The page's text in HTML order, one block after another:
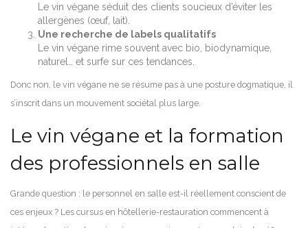
Le vin végane séduit des clients soucieux d’éviter les
allergènes (œuf, lait).
Une recherche de labels qualitatifs
Le vin végane rime souvent avec bio, biodynamique,
naturel… et surfe sur ces tendances.
Donc non, le vin végane ne se résume pas à une posture dogmatique, il
s’inscrit dans un mouvement sociétal plus large.
Le vin végane et la formation
des professionnels en salle
Grande question : le personnel en salle est-il réellement conscient de
ces enjeux ? Les cursus en hôtellerie-restauration commencent à